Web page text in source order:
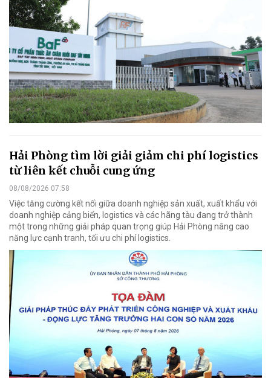
Hải Phòng tìm lời giải giảm chi phí logistics
từ liên kết chuỗi cung ứng
08/08/2026 07:58
Việc tăng cường kết nối giữa doanh nghiệp sản xuất, xuất khẩu với
doanh nghiệp cảng biển, logistics và các hãng tàu đang trở thành
một trong những giải pháp quan trọng giúp Hải Phòng nâng cao
năng lực cạnh tranh, tối ưu chi phí logistics.